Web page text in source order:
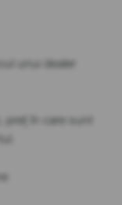
unui dealer
în care sunt